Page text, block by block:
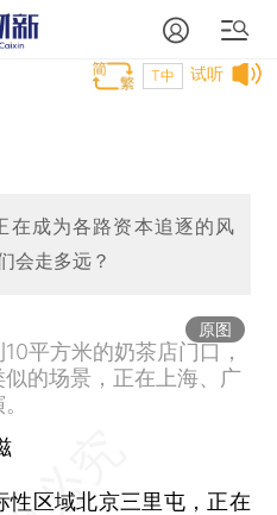
试听
T中
在成为各路资本追逐的风
会走多远？
原图
平方米的奶茶店门口，
的场景，正在上海、广
区域北京三里屯，正在